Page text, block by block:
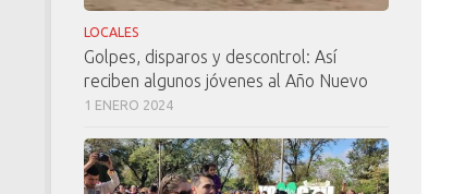
LOCALES
Golpes, disparos y descontrol: Así
reciben algunos jóvenes al Año Nuevo
1 ENERO 2024